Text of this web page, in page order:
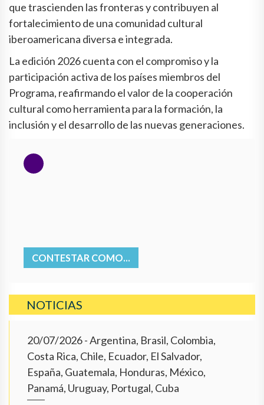
que trascienden las fronteras y contribuyen al
fortalecimiento de una comunidad cultural
iberoamericana diversa e integrada.
La edición 2026 cuenta con el compromiso y la
participación activa de los países miembros del
Programa, reafirmando el valor de la cooperación
cultural como herramienta para la formación, la
inclusión y el desarrollo de las nuevas generaciones.
CONTESTAR COMO...
NOTICIAS
20/07/2026- Argentina, Brasil, Colombia,
Costa Rica, Chile, Ecuador, El Salvador,
España, Guatemala, Honduras, México,
Panamá, Uruguay, Portugal, Cuba